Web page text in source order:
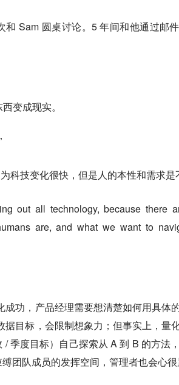
Sam 圆桌讨论。5 年间和他通过邮
变成现实。
科技变化很快，但是人的本性和需求是
out all technology, because there
are, and what we want to
功，产品经理需要想清楚如何用具体
目标，会限制想象力；但事实上，量
季度目标）自己探索从 A 到 B 的方法
团队成员的发挥空间，管理者也会心很